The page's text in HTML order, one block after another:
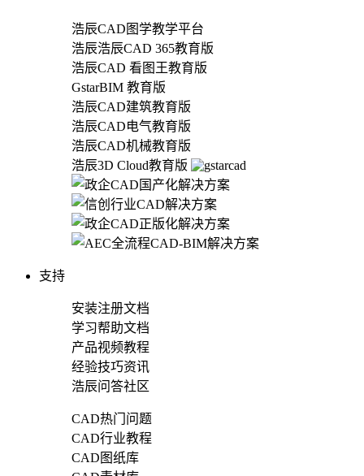
浩辰CAD图学教学平台
浩辰浩辰CAD 365教育版
浩辰CAD 看图王教育版
GstarBIM 教育版
浩辰CAD建筑教育版
浩辰CAD电气教育版
浩辰CAD机械教育版
浩辰3D Cloud教育版
支持
安装注册文档
学习帮助文档
产品视频教程
经验技巧资讯
浩辰问答社区
CAD热门问题
CAD行业教程
CAD图纸库